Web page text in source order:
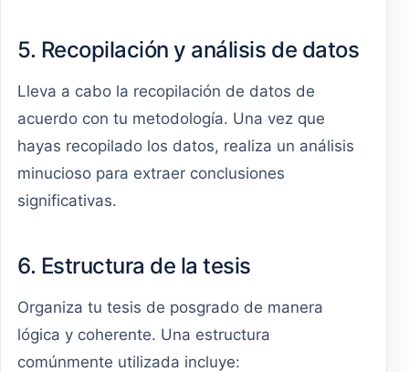
5. Recopilación y análisis de datos
Lleva a cabo la recopilación de datos de
acuerdo con tu metodología. Una vez que
hayas recopilado los datos, realiza un análisis
minucioso para extraer conclusiones
significativas.
6. Estructura de la tesis
Organiza tu tesis de posgrado de manera
lógica y coherente. Una estructura
comúnmente utilizada incluye: